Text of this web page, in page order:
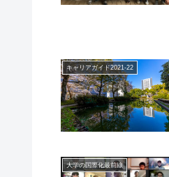
キャリアガイド2021-22
大学の国際化最前線